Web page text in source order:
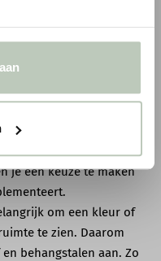
dat je de beste
staan klaar om je te
tot diepe,
je een keuze te maken
om een kleur of
te zien. Daarom
behangstalen aan. Zo